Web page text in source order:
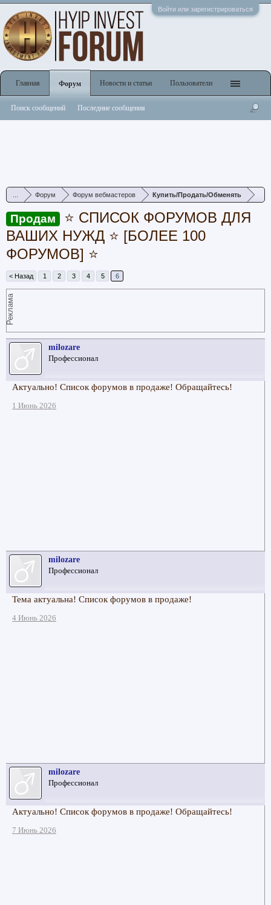
Войти или зарегистрироваться
Форум Форум вебмастеров Купить/Продать/Обменять
Продам
⭐ СПИСОК ФОРУМОВ ДЛЯ
ВАШИХ НУЖД ⭐ [БОЛЕЕ 100
ФОРУМОВ] ⭐
< Назад 1 2 3 4 5 6
Реклама
milozare
Профессионал
Актуально! Список форумов в продаже! Обращайтесь!
1 Июнь 2026
milozare
Профессионал
Тема актуальна! Список форумов в продаже!
4 Июнь 2026
milozare
Профессионал
Актуально! Список форумов в продаже! Обращайтесь!
7 Июнь 2026
Главная Форум
Поиск сообщений Последние сообщения
Новости и статьи Пользователи